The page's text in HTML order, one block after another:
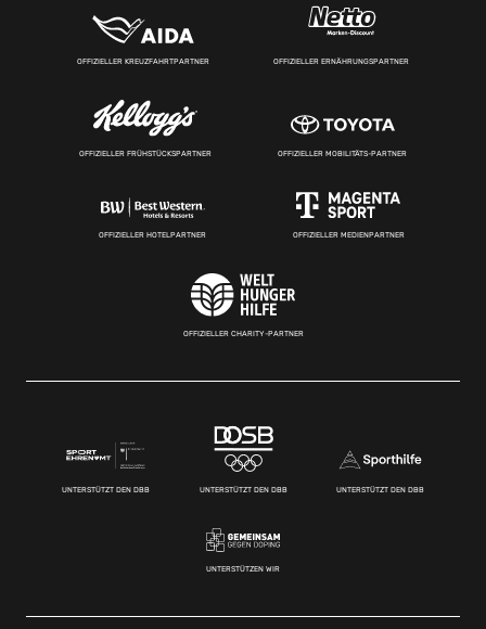
OFFIZIELLER KREUZFAHRTPARTNER OFFIZIELLER ERNÄHRUNGSPARTNER
OFFIZIELLER FRÜHSTÜCKSPARTNER OFFIZIELLER MOBILITÄTS-PARTNER
OFFIZIELLER HOTELPARTNER OFFIZIELLER MEDIENPARTNER
OFFIZIELLER CHARITY-PARTNER
UNTERSTÜTZT DEN DBB UNTERSTÜTZT DEN DBB UNTERSTÜTZT DEN DBB
UNTERSTÜTZEN WIR